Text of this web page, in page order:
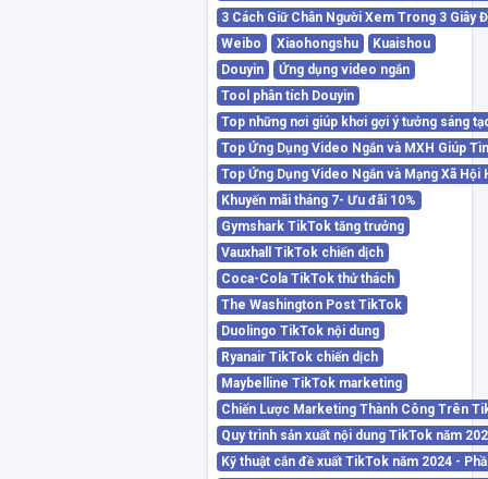
3 Cách Giữ Chân Người Xem Trong 3 Giây
Weibo
Xiaohongshu
Kuaishou
Douyin
Ứng dụng video ngắn
Tool phân tích Douyin
Top những nơi giúp khơi gợi ý tưởng sáng
Top Ứng Dụng Video Ngắn và MXH Giúp
Top Ứng Dụng Video Ngắn và Mạng Xã
Khuyến mãi tháng 7- Ưu đãi 10%
Gymshark TikTok tăng trưởng
Vauxhall TikTok chiến dịch
Coca-Cola TikTok thử thách
The Washington Post TikTok
Duolingo TikTok nội dung
Ryanair TikTok chiến dịch
Maybelline TikTok marketing
Chiến Lược Marketing Thành Công Trên
Quy trình sản xuất nội dung TikTok năm
Kỹ thuật cắn đề xuất TikTok năm 2024 -